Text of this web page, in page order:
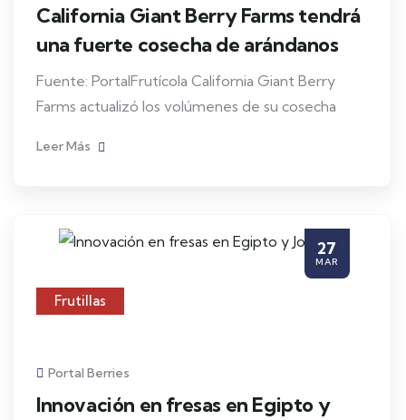
California Giant Berry Farms tendrá
una fuerte cosecha de arándanos
Fuente: PortalFrutícola California Giant Berry
Farms actualizó los volúmenes de su cosecha
Leer Más
27
MAR
Frutillas
Portal Berries
Innovación en fresas en Egipto y